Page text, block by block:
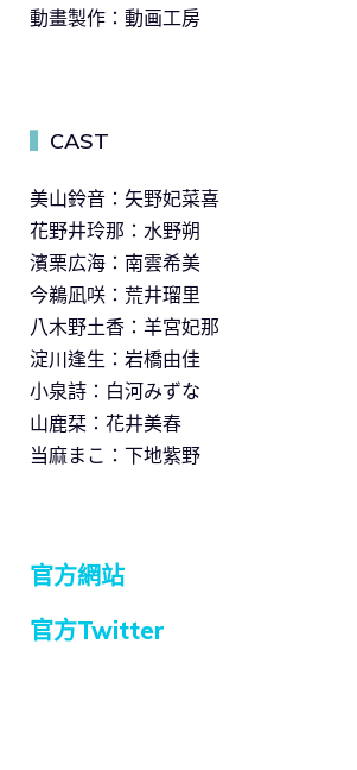
動畫製作：動画工房
CAST
美山鈴音：矢野妃菜喜
花野井玲那：水野朔
濱栗広海：南雲希美
今鵜凪咲：荒井瑠里
八木野土香：羊宮妃那
淀川逢生：岩橋由佳
小泉詩：白河みずな
山鹿栞：花井美春
当麻まこ：下地紫野
官方網站
官方Twitter